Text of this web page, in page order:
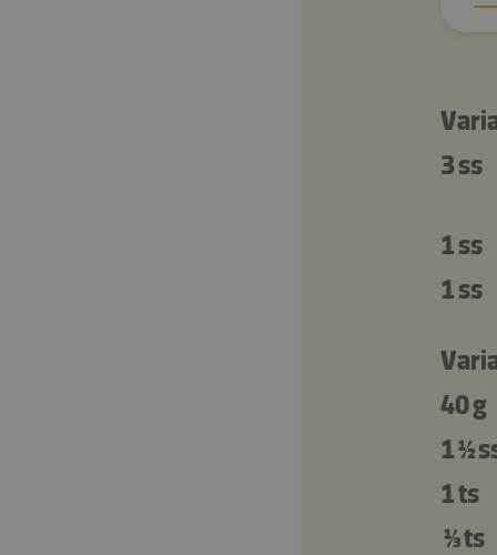
3 ss
1 ss
1 ss
40 g
1 ½
1 ts
⅓ ts